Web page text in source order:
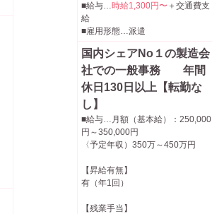
■給与…時給1,300円〜 ＋交通費支
給
■雇用形態…派遣
国内シェアNo１の製造会
社での一般事務 年間
休日130日以上【転勤な
し】
■給与…月額（基本給）：250,000
円～350,000円
〈予定年収）350万～450万円
【昇給有無】
有（年1回）
【残業手当】